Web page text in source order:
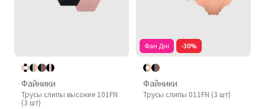
Файники
Трусы слипы высокие 101FN
(3 шт)
Фан Дні -30%
Файники
Трусы слипы 011FN (3 шт)